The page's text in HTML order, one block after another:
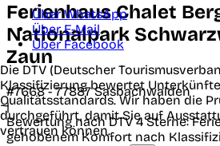
Über WhatsApp
Über E-Mail
Über Facebook
Ferienhaus Chalet
Nationalpark
Zaun
#7668 -77887Sasbachwalden
|
Bewertung nach DTV 4 Sterne:
gehobenem Komfort nach
Die DTV (Deutscher
Klassifizierung bewertet
Qualitätsstandards. Wir haben die
durchgeführt, damit Sie auf
vertrauen können.